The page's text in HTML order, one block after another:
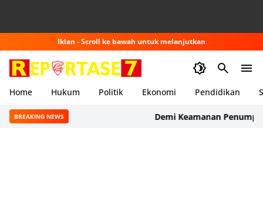
Iklan - Scroll ke bawah untuk melanjutkan
Home Hukum Politik Ekonomi Pendidikan
BREAKING NEWS Demi Keamanan